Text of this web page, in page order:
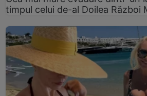
timpul celui de-al Doilea Război